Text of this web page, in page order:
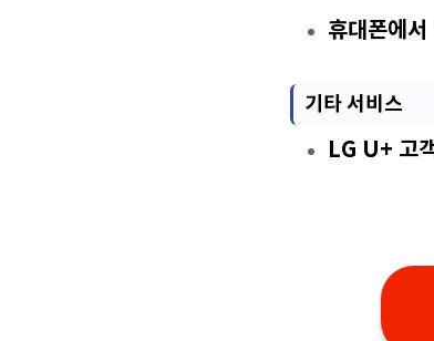
휴대폰에서
기타 서비스
LG U+ 고